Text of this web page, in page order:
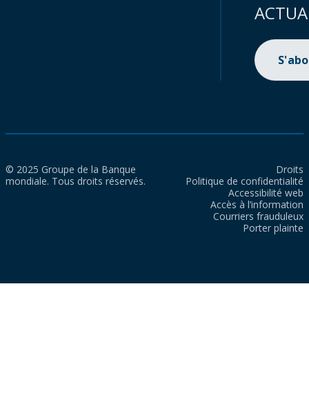
© 2025 Groupe de la Banque
mondiale. Tous droits réservés.
Droits
Politique de confidentialité
Accessibilité web
Accès à l’information
Courriers frauduleux
Porter plainte